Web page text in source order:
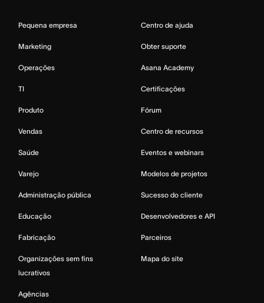
Pequena empresa
Marketing
Operações
TI
Produto
Vendas
Saúde
Varejo
Administração pública
Educação
Fabricação
Organizações sem fins
lucrativos
Agências
Centro de ajuda
Obter suporte
Asana Academy
Certificações
Fórum
Centro de recursos
Eventos e webinars
Modelos de projetos
Sucesso do cliente
Desenvolvedores e API
Parceiros
Mapa do site